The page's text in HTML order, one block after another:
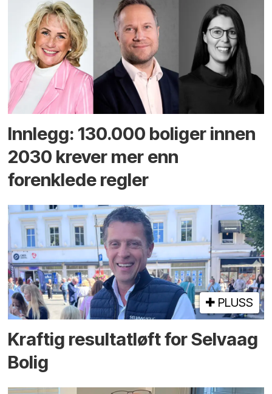
Innlegg: 130.000 boliger innen
2030 krever mer enn
forenklede regler
PLUSS
Kraftig resultatløft for Selvaag
Bolig